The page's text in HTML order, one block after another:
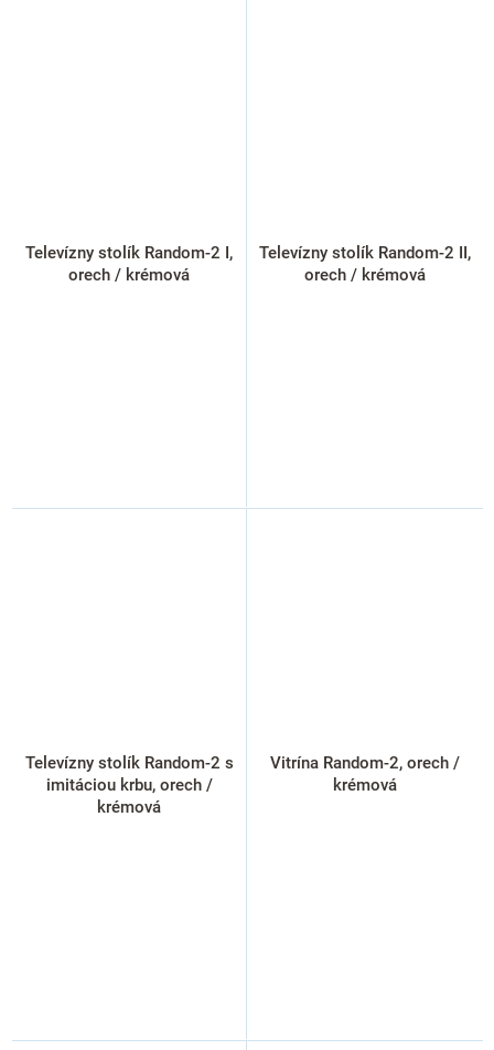
Televízny stolík Random-2 I,
orech / krémová
Televízny stolík Random-2 II,
orech / krémová
Televízny stolík Random-2 s
imitáciou krbu, orech /
krémová
Vitrína Random-2, orech /
krémová